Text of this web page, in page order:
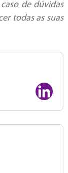
de dúvidas
todas as suas